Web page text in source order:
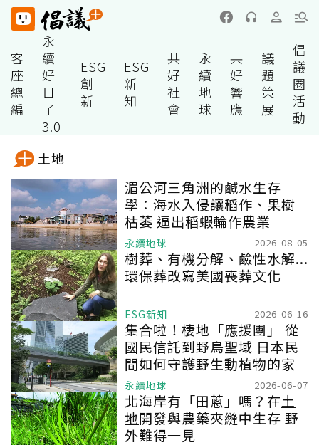
客
座
總
編
永
續
好
日
子
3.0
ESG
創
新
ESG
新
知
共
好
社
會
永
續
地
球
共
好
響
應
議
題
策
展
倡
議
圈
活
動
土地
湄公河三角洲的鹹水生存
學：海水入侵讓稻作、果樹
枯萎 逼出稻蝦輪作農業
永續地球 2026-08-05
樹葬、有機分解、鹼性水解...
環保葬改寫美國喪葬文化
ESG新知 2026-06-16
集合啦！棲地「應援團」 從
國民信託到野鳥聖域 日本民
間如何守護野生動植物的家
永續地球 2026-06-07
北海岸有「田蔥」嗎？在土
地開發與農藥夾縫中生存 野
外難得一見